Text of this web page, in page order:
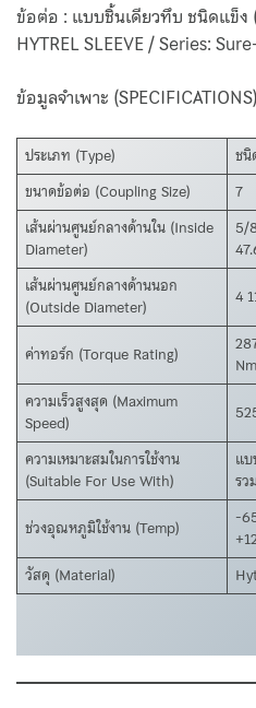
ข้อต่อ : แบบชิ้นเดียวทึบ ชนิดแข็ง
HYTREL SLEEVE / Series:
ข้อมูลจำเพาะ (SPECIFICATIONS)
ประเภท (Type)
ชนิ
ขนาดข้อต่อ (Coupling Size)
7
เส้นผ่านศูนย์กลางด้านใน (Inside
Diameter)
5/
เส้นผ่านศูนย์กลางด้านนอก
(Outside Diameter)
4
ค่าทอร์ก (Torque Rating)
ความเร็วสูงสุด (Maximum
Speed)
ความเหมาะสมในการใช้งาน
(Suitable For Use With)
แ
รว
ช่วงอุณหภูมิใช้งาน (Temp)
-
วัสดุ (Material)